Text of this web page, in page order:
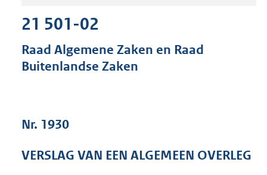
s
:
21 501-02
Raad Algemene Zaken en Raad
Buitenlandse Zaken
Nr. 1930
VERSLAG VAN EEN ALGEMEEN OVERLEG